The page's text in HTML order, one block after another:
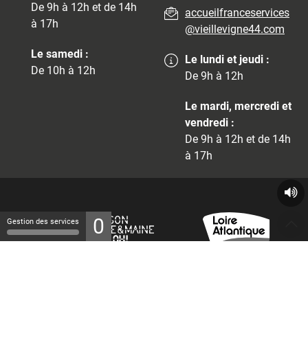
De 9h à 12h et de 14h
à 17h
Le samedi :
De 10h à 12h
accueilfranceservices
@vieillevigne44.com
Le lundi et jeudi :
De 9h à 12h
Le mardi, mercredi et
vendredi :
De 9h à 12h et de 14h
à 17h
Gestion des services 0